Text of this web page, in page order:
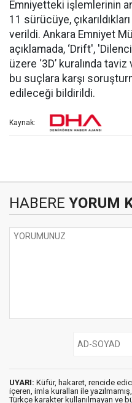
Emniyetteki işlemlerinin
11 sürücüye,
verildi. Ankara Emniyet
açıklamada, ‘Drift',
üzere ‘3D’ kuralında
bu suçlara karşı
edileceği bildirildi.
Kaynak:
HABERE YORUM
UYARI: Küfür, hakaret, rencide
içeren, imla kuralları ile yazılmamış,
Türkçe karakter kullanılmayan ve